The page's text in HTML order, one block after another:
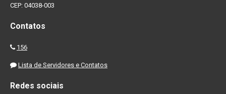
CEP: 04038-003
Contatos
156
Lista de Servidores e Contatos
Redes sociais